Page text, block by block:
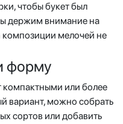
чтобы букет был
держим внимание на
композиции мелочей не
форму
компактными или более
вариант, можно собрать
сортов или добавить